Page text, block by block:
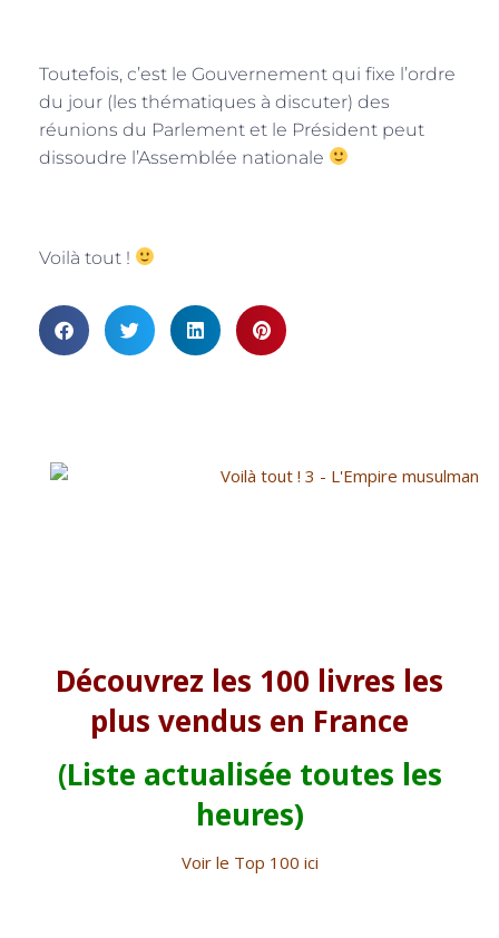
Toutefois, c’est le Gouvernement qui fixe l’ordre
du jour (les thématiques à discuter) des
réunions du Parlement et le Président peut
dissoudre l’Assemblée nationale
Voilà tout !
Découvrez les 100 livres les
plus vendus en France
(Liste actualisée toutes les
heures)
Voir le Top 100 ici